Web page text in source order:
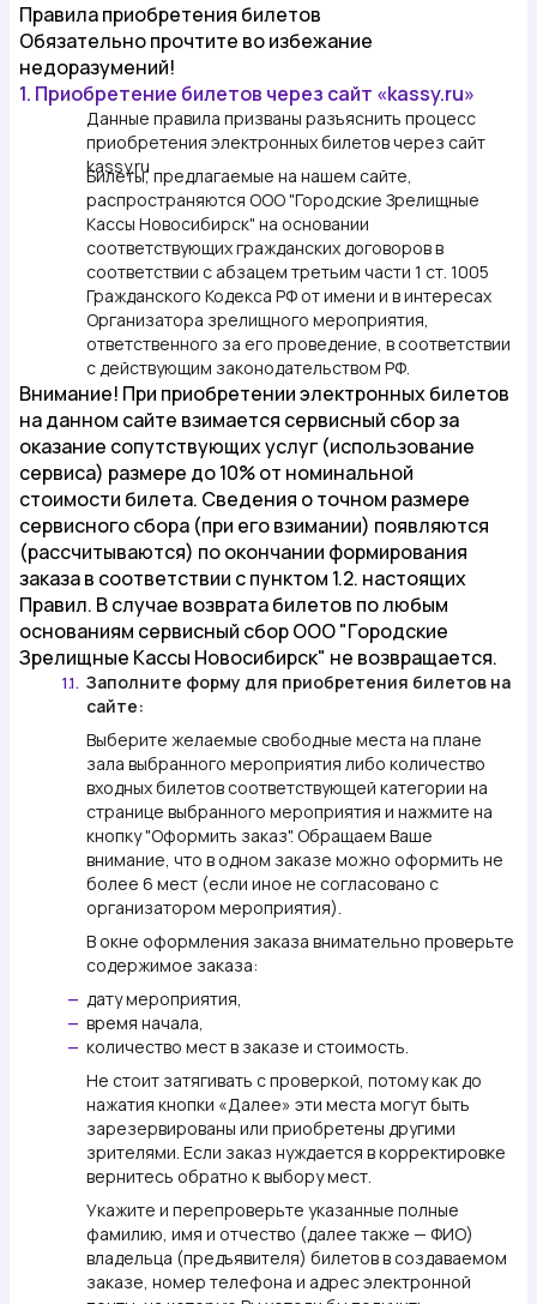
Правила приобретения билетов
Обязательно прочтите во избежание
недоразумений!
1. Приобретение билетов через сайт «kassy.ru»
Данные правила призваны разъяснить процесс
приобретения электронных билетов через сайт
kassy.ru
Билеты, предлагаемые на нашем сайте,
распространяются ООО "Городские Зрелищные
Кассы Новосибирск" на основании
соответствующих гражданских договоров в
соответствии с абзацем третьим части 1 ст. 1005
Гражданского Кодекса РФ от имени и в интересах
Организатора зрелищного мероприятия,
ответственного за его проведение, в соответствии
с действующим законодательством РФ.
Внимание! При приобретении электронных билетов
на данном сайте взимается сервисный сбор за
оказание сопутствующих услуг (использование
сервиса) размере до 10% от номинальной
стоимости билета. Сведения о точном размере
сервисного сбора (при его взимании) появляются
(рассчитываются) по окончании формирования
заказа в соответствии с пунктом 1.2. настоящих
Правил. В случае возврата билетов по любым
основаниям сервисный сбор ООО "Городские
Зрелищные Кассы Новосибирск" не возвращается.
1.1. Заполните форму для приобретения билетов на
сайте:
Выберите желаемые свободные места на плане
зала выбранного мероприятия либо количество
входных билетов соответствующей категории на
странице выбранного мероприятия и нажмите на
кнопку "Оформить заказ". Обращаем Ваше
внимание, что в одном заказе можно оформить не
более 6 мест (если иное не согласовано с
организатором мероприятия).
В окне оформления заказа внимательно проверьте
содержимое заказа:
— дату мероприятия,
— время начала,
— количество мест в заказе и стоимость.
Не стоит затягивать с проверкой, потому как до
нажатия кнопки «Далее» эти места могут быть
зарезервированы или приобретены другими
зрителями. Если заказ нуждается в корректировке
вернитесь обратно к выбору мест.
Укажите и перепроверьте указанные полные
фамилию, имя и отчество (далее также — ФИО)
владельца (предъявителя) билетов в создаваемом
заказе, номер телефона и адрес электронной